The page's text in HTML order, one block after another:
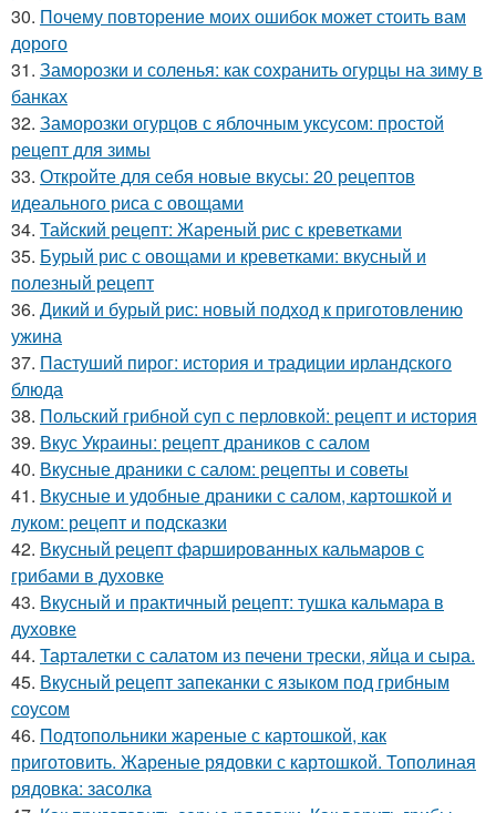
30. Почему повторение моих ошибок может стоить вам
дорого
31. Заморозки и соленья: как сохранить огурцы на зиму в
банках
32. Заморозки огурцов с яблочным уксусом: простой
рецепт для зимы
33. Откройте для себя новые вкусы: 20 рецептов
идеального риса с овощами
34. Тайский рецепт: Жареный рис с креветками
35. Бурый рис с овощами и креветками: вкусный и
полезный рецепт
36. Дикий и бурый рис: новый подход к приготовлению
ужина
37. Пастуший пирог: история и традиции ирландского
блюда
38. Польский грибной суп с перловкой: рецепт и история
39. Вкус Украины: рецепт драников с салом
40. Вкусные драники с салом: рецепты и советы
41. Вкусные и удобные драники с салом, картошкой и
луком: рецепт и подсказки
42. Вкусный рецепт фаршированных кальмаров с
грибами в духовке
43. Вкусный и практичный рецепт: тушка кальмара в
духовке
44. Тарталетки с салатом из печени трески, яйца и сыра.
45. Вкусный рецепт запеканки с языком под грибным
соусом
46. Подтопольники жареные с картошкой, как
приготовить. Жареные рядовки с картошкой. Тополиная
рядовка: засолка